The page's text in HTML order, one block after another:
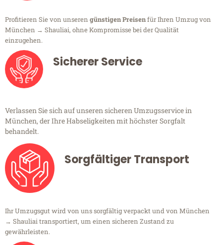
Profitieren Sie von unseren günstigen Preisenfür Ihren Umzug von
München → Shauliai, ohne Kompromisse bei der Qualität
einzugehen.
Sicherer Service
Verlassen Sie sich auf unseren sicheren Umzugsservice in
München, der Ihre Habseligkeiten mit höchster Sorgfalt
behandelt.
Sorgfältiger Transport
Ihr Umzugsgut wird von uns sorgfältig verpackt und von München
→ Shauliai transportiert, um einen sicheren Zustand zu
gewährleisten.